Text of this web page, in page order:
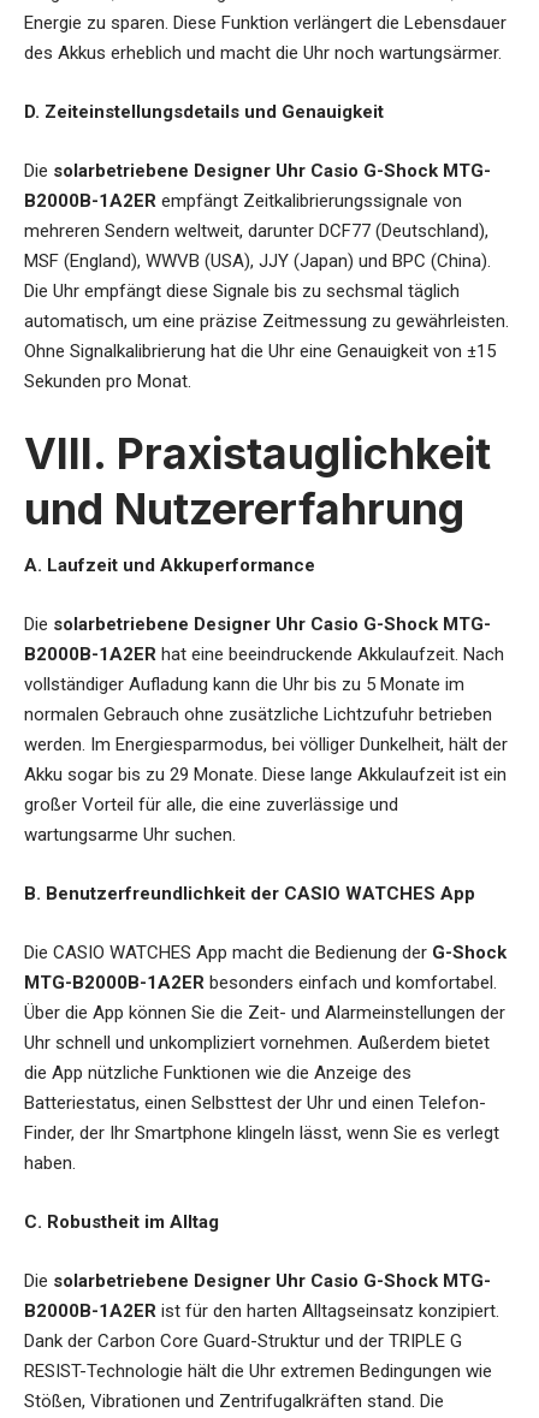
Energie zu sparen. Diese Funktion verlängert die Lebensdauer
des Akkus erheblich und macht die Uhr noch wartungsärmer.
D. Zeiteinstellungsdetails und Genauigkeit
Die solarbetriebene Designer Uhr Casio G-Shock MTG-
B2000B-1A2ER empfängt Zeitkalibrierungssignale von
mehreren Sendern weltweit, darunter DCF77 (Deutschland),
MSF (England), WWVB (USA), JJY (Japan) und BPC (China).
Die Uhr empfängt diese Signale bis zu sechsmal täglich
automatisch, um eine präzise Zeitmessung zu gewährleisten.
Ohne Signalkalibrierung hat die Uhr eine Genauigkeit von ±15
Sekunden pro Monat.
VIII. Praxistauglichkeit
und Nutzererfahrung
A. Laufzeit und Akkuperformance
Die solarbetriebene Designer Uhr Casio G-Shock MTG-
B2000B-1A2ER hat eine beeindruckende Akkulaufzeit. Nach
vollständiger Aufladung kann die Uhr bis zu 5 Monate im
normalen Gebrauch ohne zusätzliche Lichtzufuhr betrieben
werden. Im Energiesparmodus, bei völliger Dunkelheit, hält der
Akku sogar bis zu 29 Monate. Diese lange Akkulaufzeit ist ein
großer Vorteil für alle, die eine zuverlässige und
wartungsarme Uhr suchen.
B. Benutzerfreundlichkeit der CASIO WATCHES App
Die CASIO WATCHES App macht die Bedienung der G-Shock
MTG-B2000B-1A2ER besonders einfach und komfortabel.
Über die App können Sie die Zeit- und Alarmeinstellungen der
Uhr schnell und unkompliziert vornehmen. Außerdem bietet
die App nützliche Funktionen wie die Anzeige des
Batteriestatus, einen Selbsttest der Uhr und einen Telefon-
Finder, der Ihr Smartphone klingeln lässt, wenn Sie es verlegt
haben.
C. Robustheit im Alltag
Die solarbetriebene Designer Uhr Casio G-Shock MTG-
B2000B-1A2ER ist für den harten Alltagseinsatz konzipiert.
Dank der Carbon Core Guard-Struktur und der TRIPLE G
RESIST-Technologie hält die Uhr extremen Bedingungen wie
Stößen, Vibrationen und Zentrifugalkräften stand. Die